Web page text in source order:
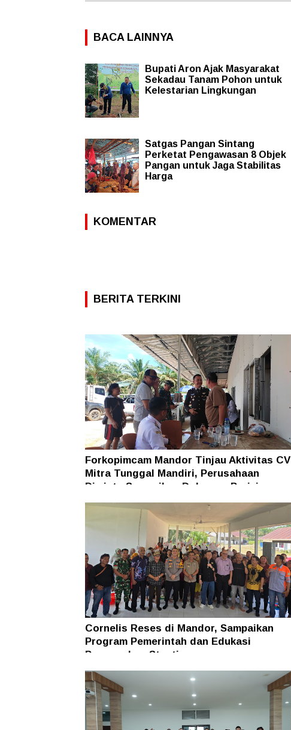
BACA LAINNYA
Bupati Aron Ajak Masyarakat
Sekadau Tanam Pohon untuk
Kelestarian Lingkungan
Satgas Pangan Sintang
Perketat Pengawasan 8 Objek
Pangan untuk Jaga Stabilitas
Harga
KOMENTAR
BERITA TERKINI
Forkopimcam Mandor Tinjau Aktivitas CV
Mitra Tunggal Mandiri, Perusahaan
Diminta Sampaikan Dokumen Perizinan
Cornelis Reses di Mandor, Sampaikan
Program Pemerintah dan Edukasi
Pencegahan Stunting